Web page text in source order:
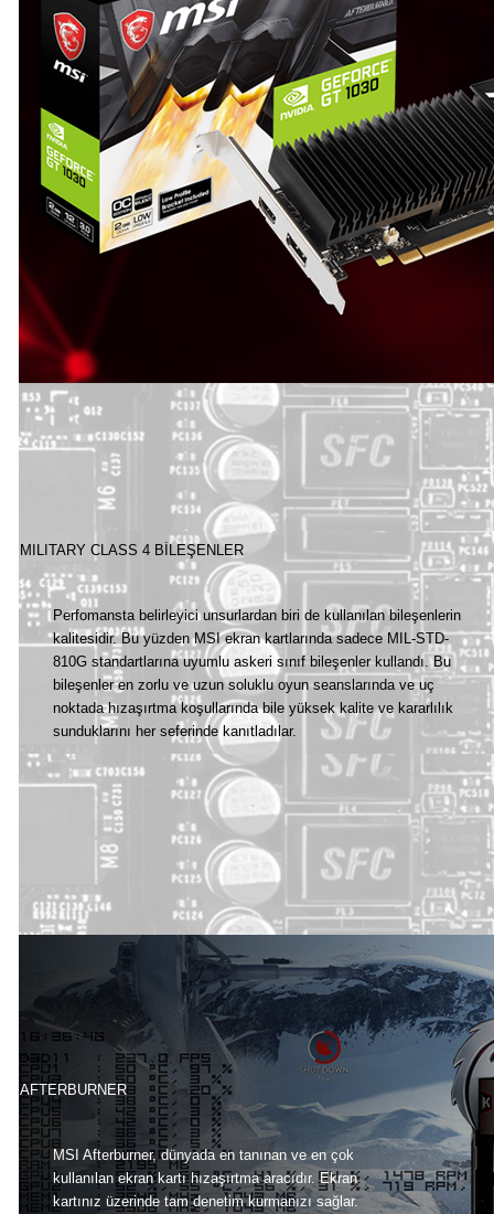
MILITARY CLASS 4 BİLEŞENLER
Perfomansta belirleyici unsurlardan biri de kullanılan bileşenlerin
kalitesidir. Bu yüzden MSI ekran kartlarında sadece MIL-STD-
810G standartlarına uyumlu askeri sınıf bileşenler kullandı. Bu
bileşenler en zorlu ve uzun soluklu oyun seanslarında ve uç
noktada hızaşırtma koşullarında bile yüksek kalite ve kararlılık
sunduklarını her seferinde kanıtladılar.
AFTERBURNER
MSI Afterburner, dünyada en tanınan ve en çok
kullanılan ekran kartı hızaşırtma aracıdır. Ekran
kartınız üzerinde tam denetim kurmanızı sağlar.